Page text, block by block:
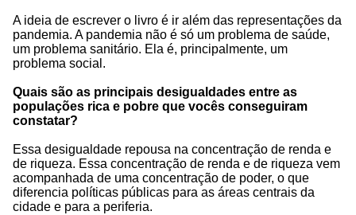
A ideia de escrever o livro é ir além das representações da
pandemia. A pandemia não é só um problema de saúde,
um problema sanitário. Ela é, principalmente, um
problema social.
Quais são as principais desigualdades entre as
populações rica e pobre que vocês conseguiram
constatar?
Essa desigualdade repousa na concentração de renda e
de riqueza. Essa concentração de renda e de riqueza vem
acompanhada de uma concentração de poder, o que
diferencia políticas públicas para as áreas centrais da
cidade e para a periferia.